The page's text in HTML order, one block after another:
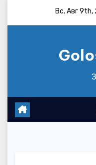
Вс. Авг 9th,